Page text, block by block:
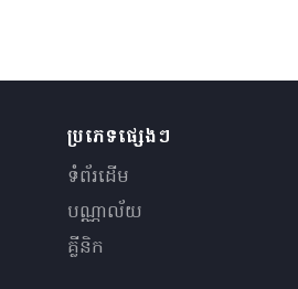
ប្រភេទផ្សេងៗ
ទំព័រដើម
បណ្ណាល័យ
គ្លីនិក